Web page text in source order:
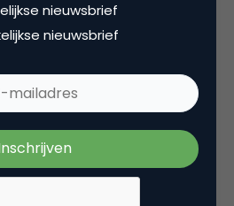
een project waarin ze
en commentaren op
Het duurt slechts
van Schreiner, Fischer en
nieuwsbrief
nieuwsbrief